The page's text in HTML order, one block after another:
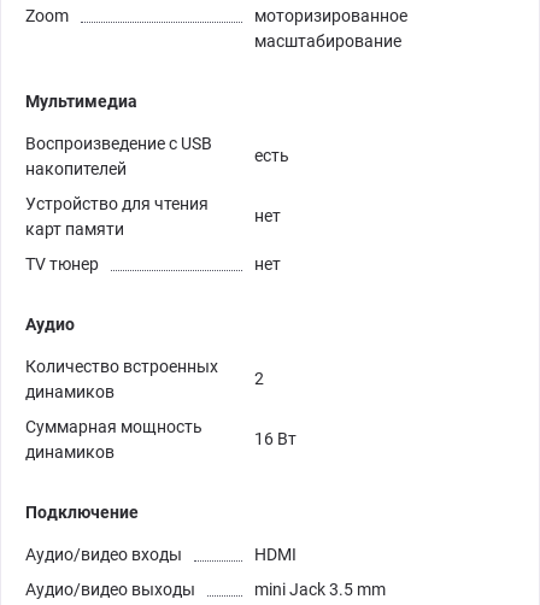
Zoom
моторизированное
масштабирование
Мультимедиа
Воспроизведение с USB
накопителей
есть
Устройство для чтения
карт памяти
нет
TV тюнер нет
Аудио
Количество встроенных
динамиков
2
Суммарная мощность
динамиков
16 Вт
Подключение
Аудио/видео входы
HDMI
Аудио/видео выходы
mini Jack 3.5 mm